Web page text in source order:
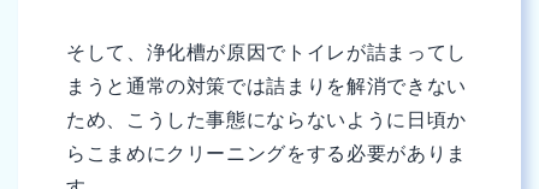
そして、浄化槽が原因でトイレが詰まってし
まうと通常の対策では詰まりを解消できない
ため、こうした事態にならないように日頃か
らこまめにクリーニングをする必要がありま